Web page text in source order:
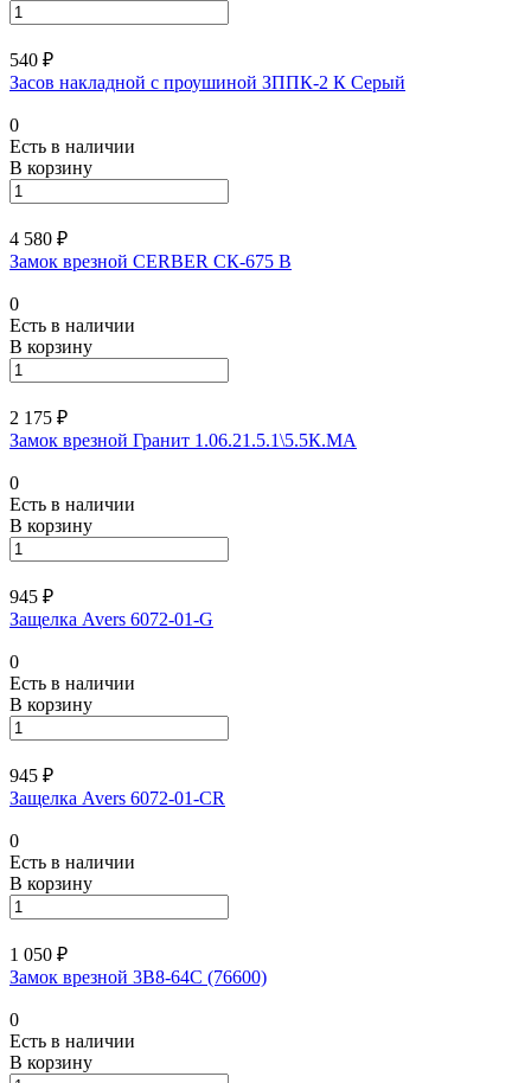
540 ₽
Засов накладной с проушиной ЗППК-2 К Серый
0
Есть в наличии
В корзину
4 580 ₽
Замок врезной CERBER СК-675 В
0
Есть в наличии
В корзину
2 175 ₽
Замок врезной Гранит 1.06.21.5.1\5.5К.МА
0
Есть в наличии
В корзину
945 ₽
Защелка Avers 6072-01-G
0
Есть в наличии
В корзину
945 ₽
Защелка Avers 6072-01-CR
0
Есть в наличии
В корзину
1 050 ₽
Замок врезной 3В8-64С (76600)
0
Есть в наличии
В корзину